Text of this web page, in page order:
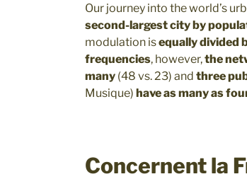
Our journey into the world’s
second-largest city by
modulation isequally divided
frequencies, however,the
many (48 vs. 23) and three
Musique) have as many as
Concernent la